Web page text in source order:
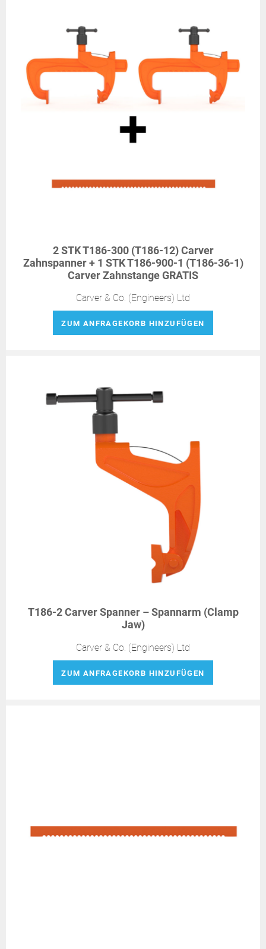
2 STK T186-300 (T186-12) Carver
Zahnspanner + 1 STK T186-900-1 (T186-36-1)
Carver Zahnstange GRATIS
Carver & Co. (Engineers) Ltd
ZUM ANFRAGEKORB HINZUFÜGEN
T186-2 Carver Spanner – Spannarm (Clamp
Jaw)
Carver & Co. (Engineers) Ltd
ZUM ANFRAGEKORB HINZUFÜGEN